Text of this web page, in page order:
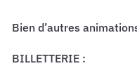
Bien d’autres
BILLETTERIE :